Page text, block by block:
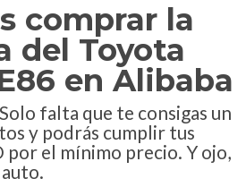
comprar la
del Toyota
en Alibaba
falta que te consigas un
y podrás cumplir tus
por el mínimo precio. Y ojo,